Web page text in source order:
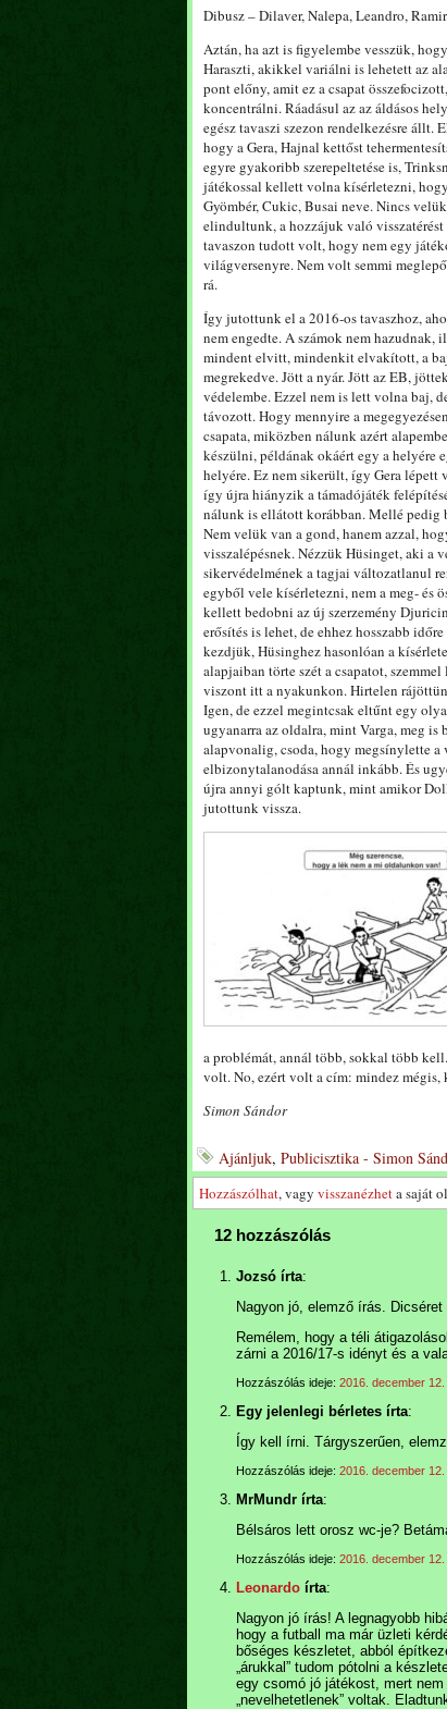
Dibusz – Dilaver, Nalepa, Leandro,
Aztán, ha azt is figyelembe vesszük,
Haraszti, akikkel variálni is lehetett az
pont előny, amit ez a csapat
koncentrálni. Ráadásul az az áldásos
egész tavaszi szezon rendelkezésre állt.
hogy a Gera, Hajnal kettőst
egyre gyakoribb szerepeltetése is,
játékossal kellett volna kísérletezni,
Gyömbér, Cukic, Busai neve. Nincs
elindultunk, a hozzájuk való
tavaszon tudott volt, hogy nem egy
világversenyre. Nem volt semmi
rá.
Így jutottunk el a 2016-os tavaszhoz,
nem engedte. A számok nem
mindent elvitt, mindenkit elvakított, a
megrekedve. Jött a nyár. Jött az EB,
védelembe. Ezzel nem is lett volna baj,
távozott. Hogy mennyire a
csapata, miközben nálunk azért
készülni, példának okáért egy a helyére
helyére. Ez nem sikerült, így Gera lépett
így újra hiányzik a támadójáték
nálunk is ellátott korábban. Mellé pedig
Nem velük van a gond, hanem azzal,
visszalépésnek. Nézzük Hüsinget, aki
sikervédelmének a tagjai változatlanul
egyből vele kísérletezni, nem a meg- és
kellett bedobni az új szerzemény
erősítés is lehet, de ehhez hosszabb
kezdjük, Hüsinghez hasonlóan a
alapjaiban törte szét a csapatot,
viszont itt a nyakunkon. Hirtelen
Igen, de ezzel megintcsak eltűnt egy
ugyanarra az oldalra, mint Varga, meg
alapvonalig, csoda, hogy megsínylette a
elbizonytalanodása annál inkább. És
újra annyi gólt kaptunk, mint amikor
jutottunk vissza.
a problémát, annál több, sokkal több
volt. No, ezért volt a cím: mindez mégis,
Simon Sándor
Ajánljuk, Publicisztika - Simon
Hozzászólhat, vagy visszanézheta saját
12 hozzászólás
Jozsó írta:
Nagyon jó, elemző írás. Dicséret
Remélem, hogy a téli
zárni a 2016/17-s idényt és a
Hozzászólás ideje: 2016. december 12.
Egy jelenlegi bérletes írta:
Így kell írni. Tárgyszerűen,
Hozzászólás ideje: 2016. december 12.
MrMundr írta:
Bélsáros lett orosz wc-je?
Hozzászólás ideje: 2016. december 12.
Leonardo írta:
Nagyon jó írás! A legnagyobb
hogy a futball ma már üzleti
bőséges készletet, abból
„árukkal” tudom pótolni a
egy csomó jó játékost, mert
„nevelhetetlenek” voltak.